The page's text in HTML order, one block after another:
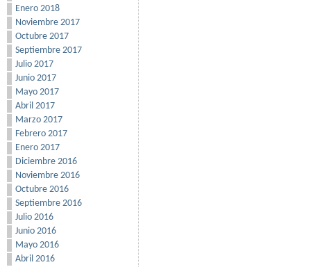
Enero 2018
Noviembre 2017
Octubre 2017
Septiembre 2017
Julio 2017
Junio 2017
Mayo 2017
Abril 2017
Marzo 2017
Febrero 2017
Enero 2017
Diciembre 2016
Noviembre 2016
Octubre 2016
Septiembre 2016
Julio 2016
Junio 2016
Mayo 2016
Abril 2016